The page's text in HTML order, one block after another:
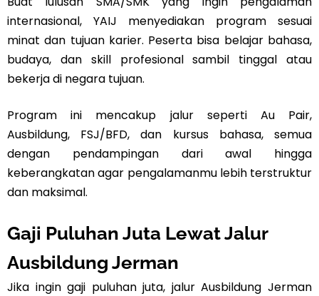
internasional, YAIJ menyediakan program sesuai
minat dan tujuan karier. Peserta bisa belajar bahasa,
budaya, dan skill profesional sambil tinggal atau
bekerja di negara tujuan.
Program ini mencakup jalur seperti Au Pair,
Ausbildung, FSJ/BFD, dan kursus bahasa, semua
dengan pendampingan dari awal hingga
keberangkatan agar pengalamanmu lebih terstruktur
dan maksimal.
Gaji Puluhan Juta Lewat Jalur
Ausbildung Jerman
Jika ingin gaji puluhan juta, jalur Ausbildung Jerman